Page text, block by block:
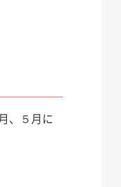
、５月に